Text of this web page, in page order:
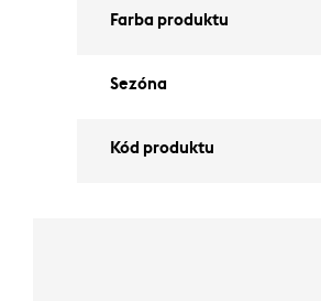
Farba produktu
Sezóna
Kód produktu